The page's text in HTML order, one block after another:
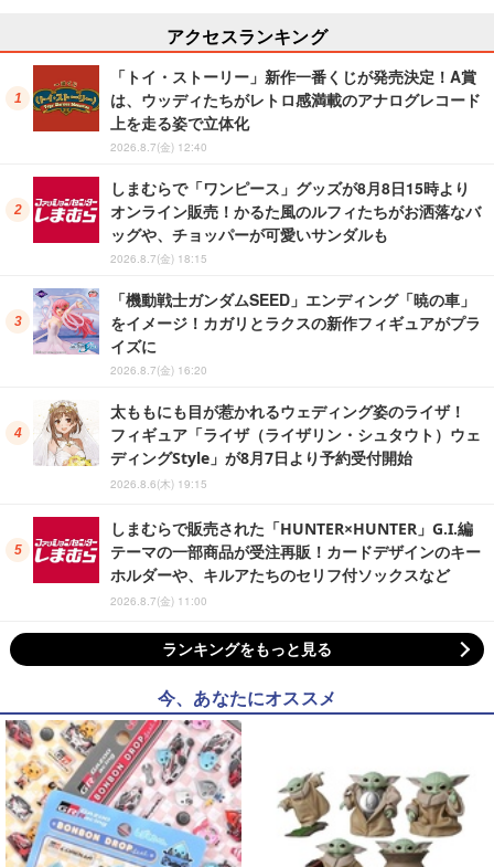
アクセスランキング
「トイ・ストーリー」新作一番くじが発売決定！A賞
は、ウッディたちがレトロ感満載のアナログレコード
上を走る姿で立体化
2026.8.7(金) 12:40
しまむらで「ワンピース」グッズが8月8日15時より
オンライン販売！かるた風のルフィたちがお洒落なバ
ッグや、チョッパーが可愛いサンダルも
2026.8.7(金) 18:15
「機動戦士ガンダムSEED」エンディング「暁の車」
をイメージ！カガリとラクスの新作フィギュアがプラ
イズに
2026.8.7(金) 16:20
太ももにも目が惹かれるウェディング姿のライザ！
フィギュア「ライザ（ライザリン・シュタウト）ウェ
ディングStyle」が8月7日より予約受付開始
2026.8.6(木) 19:15
しまむらで販売された「HUNTER×HUNTER」G.I.編
テーマの一部商品が受注再販！カードデザインのキー
ホルダーや、キルアたちのセリフ付ソックスなど
2026.8.7(金) 11:00
ランキングをもっと見る
今、あなたにオススメ